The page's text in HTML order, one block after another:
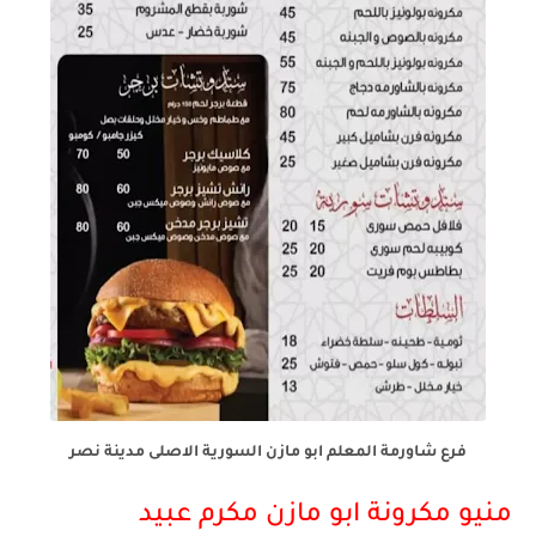
فرع شاورمة المعلم ابو مازن السورية الاصلى مدينة نصر
منيو مكرونة ابو مازن مكرم عبيد